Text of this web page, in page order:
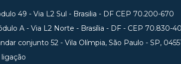
49 - Via L2 Sul - Brasilia - DF CEP 70.200-670
A - Via L2 Norte - Brasília - DF - CEP 70.830-
conjunto 52 - Vila Olímpia, São Paulo - SP,
ligação